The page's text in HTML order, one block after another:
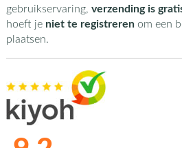
gebruikservaring, verzending is
hoeft je niet te registrerenom een
plaatsen.